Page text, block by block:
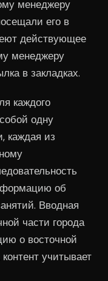
менеджеру
его в
действующее
менеджеру
в закладках.
каждого
одну
каждая из
об
Вводная
части города
о восточной
учитывает